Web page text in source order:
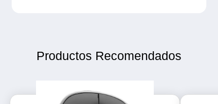
Productos Recomendados